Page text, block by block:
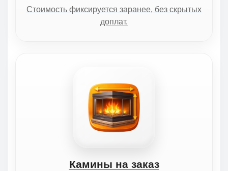
Стоимость фиксируется заранее, без скрытых
доплат.
Камины на заказ